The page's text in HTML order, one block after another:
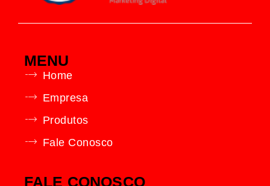
MENU
Home
Empresa
Produtos
Fale Conosco
FALE CONOSCO